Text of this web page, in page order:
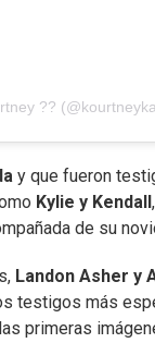
??
y que fueron
Kylie y Kendall
de su
Landon Asher y
testigos más
primeras